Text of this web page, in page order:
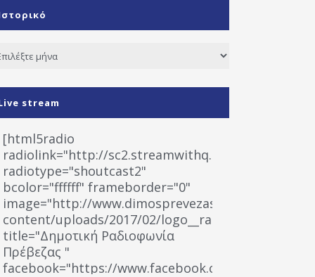
stream
[html5radio
radiolink="http://sc2.streamwithq.com:8028/
radiotype="shoutcast2"
bcolor="ffffff" frameborder="0"
image="http://www.dimosprevezas.gr/wp-
content/uploads/2017/02/logo__radiofonias.jpg"
title="Δημοτική Ραδιοφωνία
Πρέβεζας "
facebook="https://www.facebook.com/